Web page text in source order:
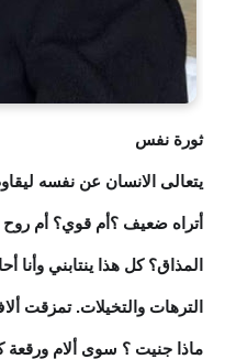
ثورة نفس
يتعالى الانسان عن نفسه
أتراه ضعيف ؟أم قوي؟ أم روح
المذاق؟ كل هذا ينتابني وأنا
الترهات والتخيلات. تمزقت
ماذا جنيت ؟ سوى ألام ورقعة